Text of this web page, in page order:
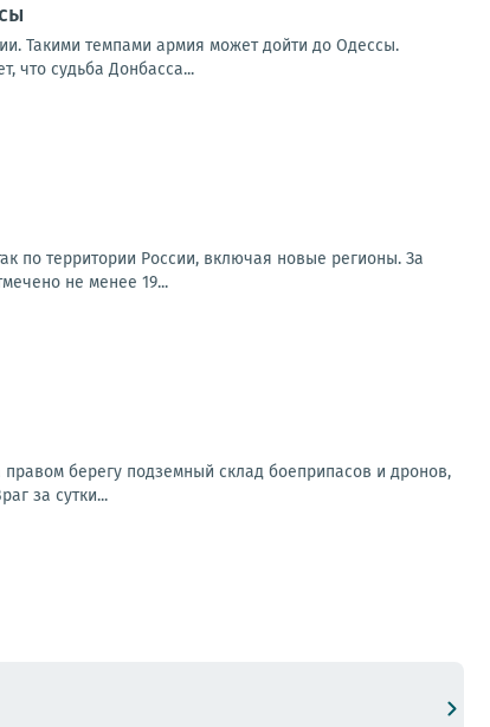
Такими темпами армия может дойти до Одессы.
что судьба Донбасса...
по территории России, включая новые регионы. За
не менее 19...
берегу подземный склад боеприпасов и дронов,
за сутки...